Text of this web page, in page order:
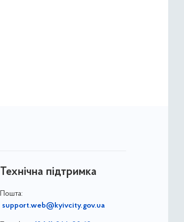
Технічна підтримка
Пошта:
support.web@kyivcity.gov.ua